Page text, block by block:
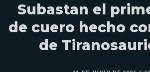
Subastan el
de cuero hecho
de